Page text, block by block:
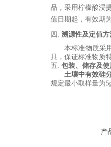
品，采用柠檬酸浸
值日期起，有效期
四. 溯源性及定值方
本标准物质采
具，保证标准物质
五. 包装、储存及使
土壤中有效硅
规定最小取样量为5
产